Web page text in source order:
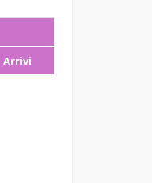
Arrivi